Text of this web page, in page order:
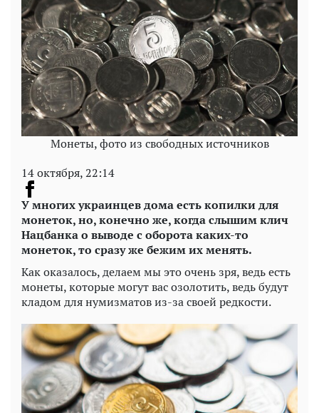
Монеты, фото из свободных источников
14 октября, 22:14
У многих украинцев дома есть копилки для
монеток, но, конечно же, когда слышим клич
Нацбанка о выводе с оборота каких-то
монеток, то сразу же бежим их менять.
Как оказалось, делаем мы это очень зря, ведь есть
монеты, которые могут вас озолотить, ведь будут
кладом для нумизматов из-за своей редкости.